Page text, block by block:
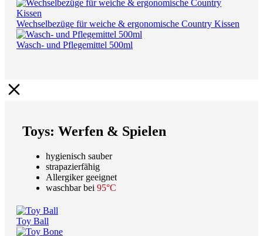
Wechselbezüge für weiche & ergonomische Country Kissen
Wasch- und Pflegemittel 500ml
Toys: Werfen & Spielen
hygienisch sauber
strapazierfähig
Allergiker geeignet
waschbar bei 95°C
Toy Ball